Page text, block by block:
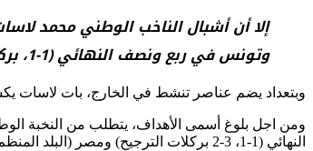
إلا أن أشبال الناخب الوطني محمد
وتونس في ربع ونصف النهائي (1-1، بركلات الترجيح 4-3 و 2-0 على التوالي).
وبتعداد يضم عناصر تنشط في الخارج، بات لاسات
ومن اجل بلوغ أسمى الأهداف، يتطلب من النخبة
النهائي (1-1، 3-2 بركلات الترجيح) ومصر (البلد المنظم) في نصف النهائي (3-2).